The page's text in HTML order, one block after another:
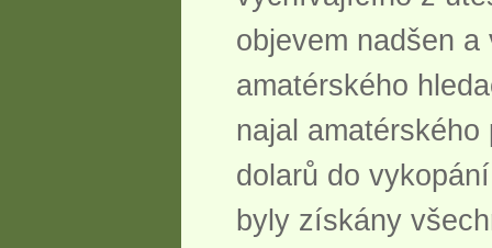
objevem nadšen
amatérského
najal
dolarů do
byly získány